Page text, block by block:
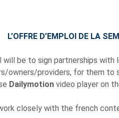
L’OFFRE D’EMPLOI DE LA
will be to sign partnerships
owners/providers, for them to
Dailymotion video player on
closely with the french